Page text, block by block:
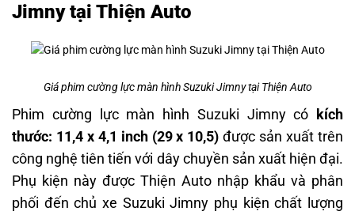
Jimny tại Thiện Auto
Giá phim cường lực màn hình Suzuki Jimny tại Thiện Auto
Phim cường lực màn hình Suzuki Jimny có kích
thước: 11,4 x 4,1 inch (29 x 10,5) được sản xuất trên
công nghệ tiên tiến với dây chuyền sản xuất hiện đại.
Phụ kiện này được Thiện Auto nhập khẩu và phân
phối đến chủ xe Suzuki Jimny phụ kiện chất lượng